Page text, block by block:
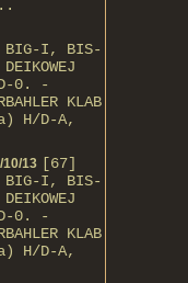
BIG-I, BIS-
0. -
KLAB
H/D-A,
10/13 [67]
BIG-I, BIS-
0. -
KLAB
H/D-A,